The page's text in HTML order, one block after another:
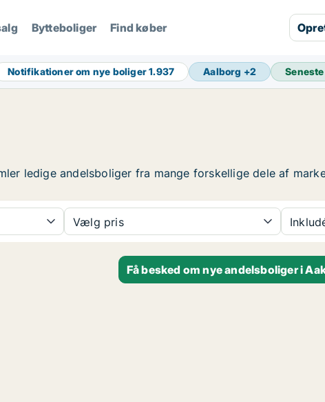
Bytteboliger Find køber
Notifikationer om nye boliger1.937 Aalborg +2
ledige andelsboliger fra mange forskellige dele af
Vælg pris
Få besked om nye andelsboliger i